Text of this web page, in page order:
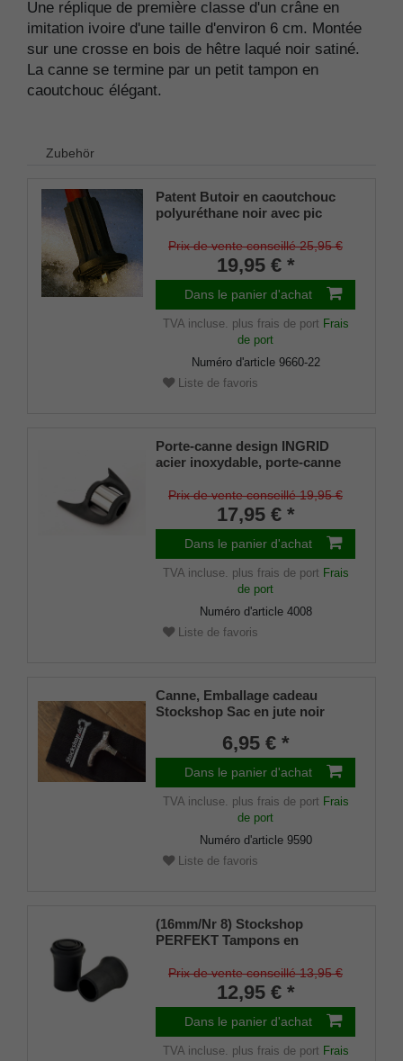
Une réplique de première classe d'un crâne en
imitation ivoire d'une taille d'environ 6 cm. Montée
sur une crosse en bois de hêtre laqué noir satiné.
La canne se termine par un petit tampon en
caoutchouc élégant.
Zubehör
Patent Butoir en caoutchouc
polyuréthane noir avec pic
et en métal, tige flexible pour
diamètres d'environ 17-22 mm
Prix de vente conseillé 25,95 €
19,95 € *
Dans le panier d'achat
TVA incluse. plus frais de port Frais
de port
Numéro d'article 9660-22
Liste de favoris
Porte-canne design INGRID
acier inoxydable, porte-canne
22mm), caoutchouc souple
Prix de vente conseillé 19,95 €
17,95 € *
Dans le panier d'achat
TVA incluse. plus frais de port Frais
de port
Numéro d'article 4008
Liste de favoris
Canne, Emballage cadeau
Stockshop Sac en jute noir
6,95 € *
Dans le panier d'achat
TVA incluse. plus frais de port Frais
de port
Numéro d'article 9590
Liste de favoris
(16mm/Nr 8) Stockshop
PERFEKT Tampons en
caoutchouc véritable, noir,
élégant, avec insert métallique
(lot de 2)
Prix de vente conseillé 13,95 €
12,95 € *
Dans le panier d'achat
TVA incluse. plus frais de port Frais